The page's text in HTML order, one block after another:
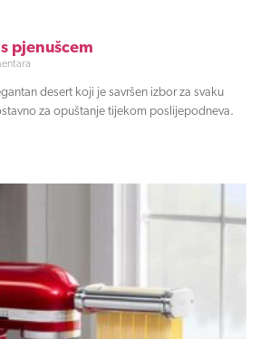
pjenušcem
desert koji je savršen izbor za svaku
za opuštanje tijekom poslijepodneva.